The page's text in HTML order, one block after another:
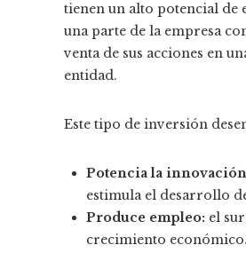
tienen un alto potencial de
una parte de la empresa
venta de sus acciones en
entidad.
Este tipo de inversión
Potencia la
estimula el desarrollo
Produce empleo: el
crecimiento económico.